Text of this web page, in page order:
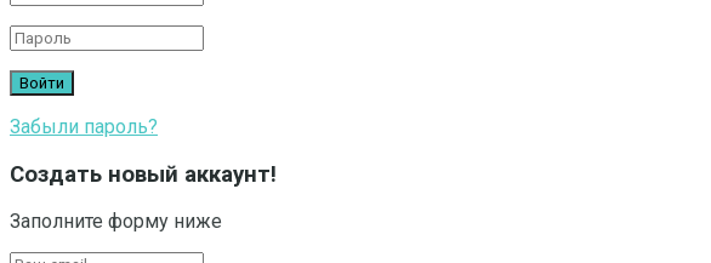
Забыли пароль?
Создать новый аккаунт!
Заполните форму ниже